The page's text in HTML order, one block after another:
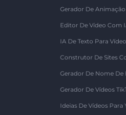
Gerador De
Editor De Vídeo Com
IA De Texto Para Vídeo
Construtor De Sites
Gerador De Nome De
Gerador De Vídeos
Ideias De Vídeos Para